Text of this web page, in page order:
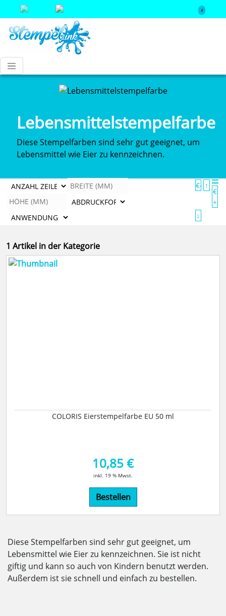
0
Lebensmittelstempelfarbe
Diese Stempelfarben sind sehr gut geeignet, um
Lebensmittel wie Eier zu kennzeichnen.
€- ↑
€
+
↓
1 Artikel in der Kategorie
COLORIS Eierstempelfarbe EU 50 ml
10,85 €
inkl. 19 % Mwst.
Bestellen
Diese Stempelfarben sind sehr gut geeignet, um
Lebensmittel wie Eier zu kennzeichnen. Sie ist nicht
giftig und kann so auch von Kindern benutzt werden.
Außerdem ist sie schnell und einfach zu bestellen.